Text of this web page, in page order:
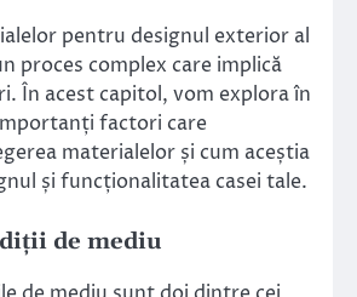
pentru designul exterior al
proces complex care implică
În acest capitol, vom explora în
factori care
materialelor și cum aceștia
și funcționalitatea casei tale.
de mediu